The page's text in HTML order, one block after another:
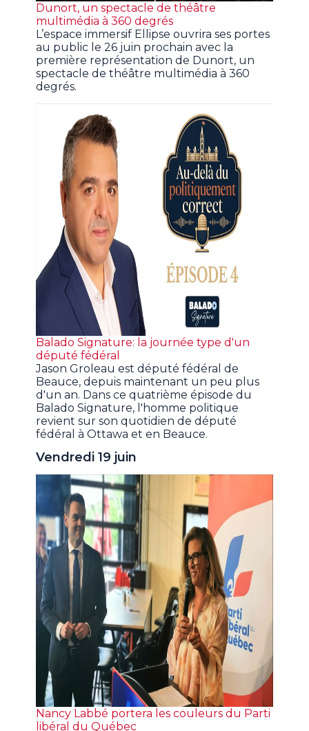
Dunort, un spectacle de théâtre
multimédia à 360 degrés
L’espace immersif Ellipse ouvrira ses portes
au public le 26 juin prochain avec la
première représentation de Dunort, un
spectacle de théâtre multimédia à 360
degrés.
Balado Signature: la journée type d'un
député fédéral
Jason Groleau est député fédéral de
Beauce, depuis maintenant un peu plus
d'un an. Dans ce quatrième épisode du
Balado Signature, l'homme politique
revient sur son quotidien de député
fédéral à Ottawa et en Beauce.
Vendredi 19 juin
Nancy Labbé portera les couleurs du Parti
libéral du Québec